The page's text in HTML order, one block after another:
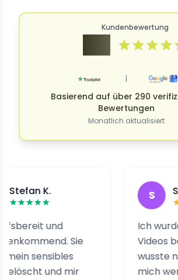
Kundenbewertung
|
Basierend auf über 290
Bewertungen
Monatlich aktualisiert
und
Sie
und mir
Sabine
Ich wurde mit
Videos bedroht
wusste nicht, an
mich wenden